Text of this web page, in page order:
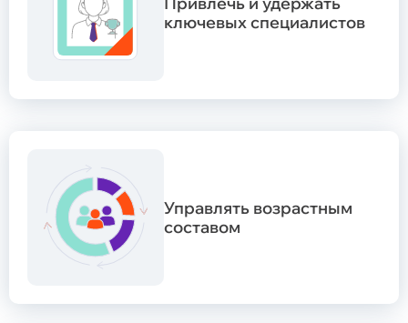
ключевых специалистов
Управлять возрастным
составом